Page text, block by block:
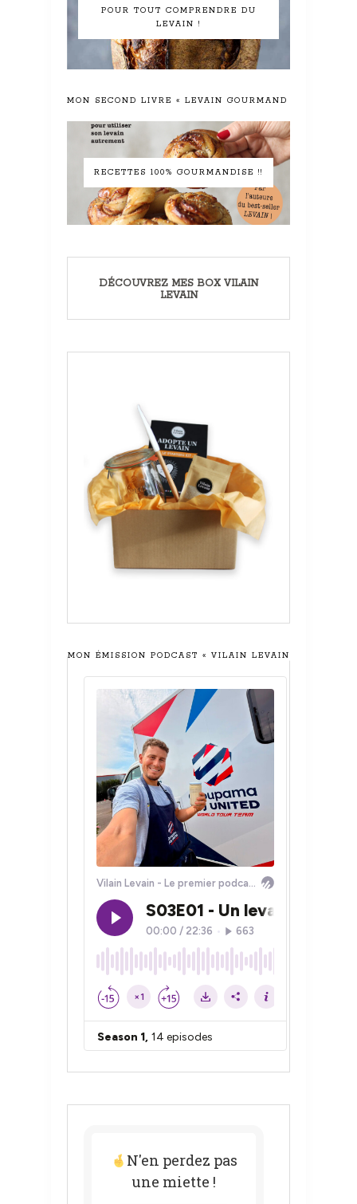
POUR TOUT COMPRENDRE DU
LEVAIN !
MON SECOND LIVRE « LEVAIN GOURMAND »
RECETTES 100% GOURMANDISE !!
DÉCOUVREZ MES BOX VILAIN
LEVAIN
MON ÉMISSION PODCAST « VILAIN LEVAIN »
N'en perdez pas
une miette !